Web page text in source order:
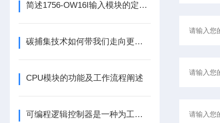
简述1756-OW16I输入模块的定期维护保养建议
碳捕集技术如何带我们走向更洁净的未来？
CPU模块的功能及工作流程阐述
可编程逻辑控制器是一种为工业环境设计的数字运算操作电子系统